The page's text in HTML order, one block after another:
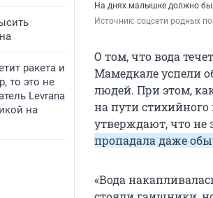
ракета и
то это не
Levrana
на
На днях малышке должно
Источник: соцсети родных
О том, что вода
Мамедкале успели
людей. При этом,
на пути
утверждают, что не
пропадала даже
«Вода